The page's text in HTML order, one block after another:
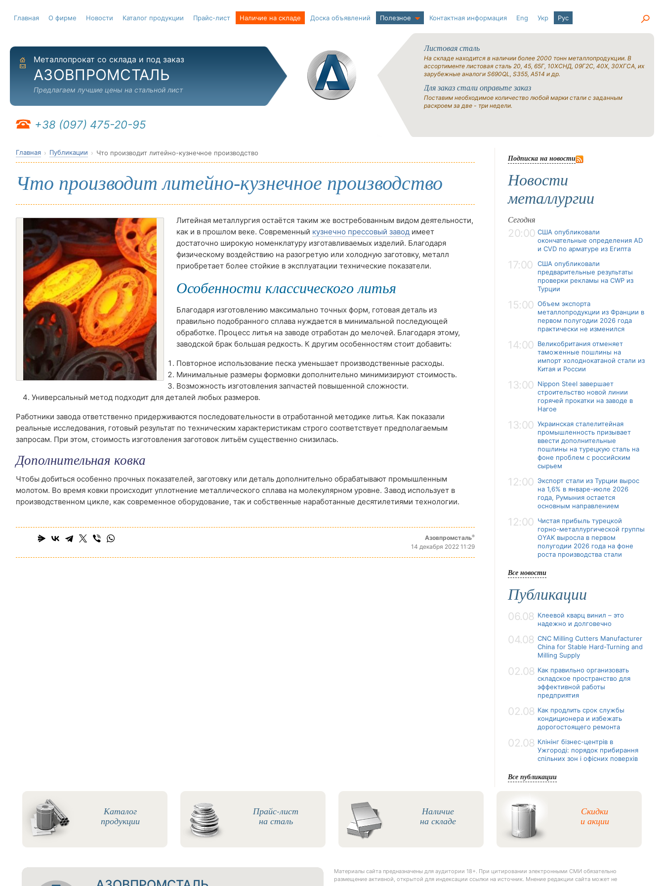
Главная О фирме Новости Каталог продукции Прайс-лист Наличие на складе Доска объявлений Полезное Контактная информация Eng Укр Рус
На главную
Отправить письмо
Металлопрокат со склада и под заказ
АЗОВПРОМСТАЛЬ
Предлагаем лучшие цены на стальной лист
+38 (097) 475-20-95
Листовая сталь
На складе находится в наличии более 2000 тонн металлопродукции. В
ассортименте листовая сталь 20, 45, 65Г, 10ХСНД, 09Г2С, 40Х, 30ХГСА, их
зарубежные аналоги S690QL, S355, A514 и др.
Для заказ стали оправьте заказ
Поставим необходимое количество любой марки стали с заданным
раскроем за две - три недели.
Главная Публикации Что производит литейно-кузнечное производство
Что производит литейно-кузнечное производство
Литейная металлургия остаётся таким же востребованным видом деятельности,
как и в прошлом веке. Современный кузнечно прессовый завод имеет
достаточно широкую номенклатуру изготавливаемых изделий. Благодаря
физическому воздействию на разогретую или холодную заготовку, металл
приобретает более стойкие в эксплуатации технические показатели.
Особенности классического литья
Благодаря изготовлению максимально точных форм, готовая деталь из
правильно подобранного сплава нуждается в минимальной последующей
обработке. Процесс литья на заводе отработан до мелочей. Благодаря этому,
заводской брак большая редкость. К другим особенностям стоит добавить:
Повторное использование песка уменьшает производственные расходы.
Минимальные размеры формовки дополнительно минимизируют стоимость.
Возможность изготовления запчастей повышенной сложности.
Универсальный метод подходит для деталей любых размеров.
Работники завода ответственно придерживаются последовательности в отработанной методике литья. Как показали
реальные исследования, готовый результат по техническим характеристикам строго соответствует предполагаемым
запросам. При этом, стоимость изготовления заготовок литьём существенно снизилась.
Дополнительная ковка
Чтобы добиться особенно прочных показателей, заготовку или деталь дополнительно обрабатывают промышленным
молотом. Во время ковки происходит уплотнение металлического сплава на молекулярном уровне. Завод использует в
производственном цикле, как современное оборудование, так и собственные наработанные десятилетиями технологии.
Азовпромсталь®
14 декабря 2022 11:29
Подписка на новости
Новости
металлургии
Сегодня
20:00 США опубликовали
окончательные определения AD
и CVD по арматуре из Египта
17:00
США опубликовали
предварительные результаты
проверки рекламы на CWP из
Турции
15:00 Объем экспорта
металлопродукции из Франции в
первом полугодии 2026 года
практически не изменился
14:00 Великобритания отменяет
таможенные пошлины на
импорт холоднокатаной стали из
Китая и России
13:00 Nippon Steel завершает
строительство новой линии
горячей прокатки на заводе в
Нагое
13:00 Украинская сталелитейная
промышленность призывает
ввести дополнительные
пошлины на турецкую сталь на
фоне проблем с российским
сырьем
12:00 Экспорт стали из Турции вырос
на 1,6% в январе-июле 2026
года, Румыния остается
основным направлением
12:00 Чистая прибыль турецкой
горно-металлургической группы
OYAK выросла в первом
полугодии 2026 года на фоне
роста производства стали
Все новости
Публикации
06.08 Клеевой кварц винил – это
надежно и долговечно
04.08 CNC Milling Cutters Manufacturer
China for Stable Hard-Turning and
Milling Supply
02.08 Как правильно организовать
складское пространство для
эффективной работы
предприятия
02.08 Как продлить срок службы
кондиционера и избежать
дорогостоящего ремонта
02.08 Клінінг бізнес-центрів в
Ужгороді: порядок прибирання
спільних зон і офісних поверхів
Все публикации
Каталог
продукции
Прайс-лист
на сталь
Наличие
на складе
Скидки
и акции
Материалы сайта предназначены для аудитории 18+. При цитировании электронными СМИ обязательно
размещение активной, открытой для индексации ссылки на источник. Мнение редакции сайта может не